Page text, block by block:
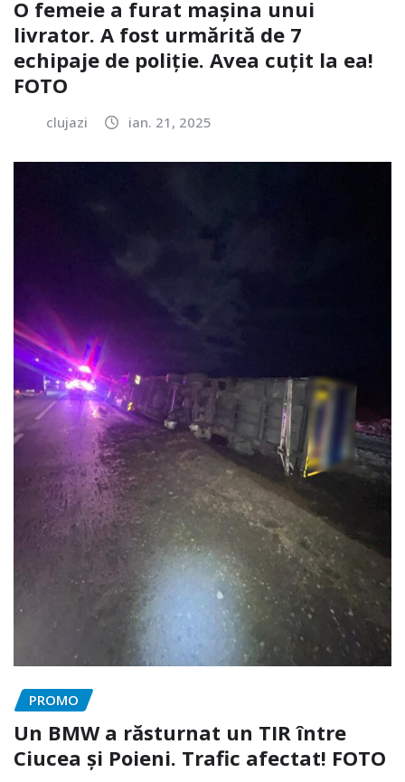
O femeie a furat mașina unui
livrator. A fost urmărită de 7
echipaje de poliție. Avea cuțit la ea!
FOTO
clujazi ian. 21, 2025
PROMO
Un BMW a răsturnat un TIR între
Ciucea și Poieni. Trafic afectat! FOTO